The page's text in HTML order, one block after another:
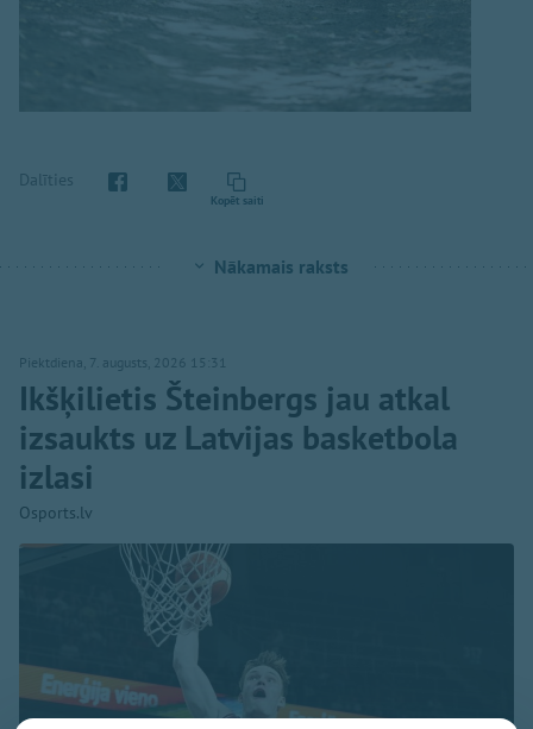
Dalīties
Kopēt saiti
Nākamais raksts
Piektdiena, 7. augusts, 2026 15:31
Ikšķilietis Šteinbergs jau atkal
izsaukts uz Latvijas basketbola
izlasi
Osports.lv